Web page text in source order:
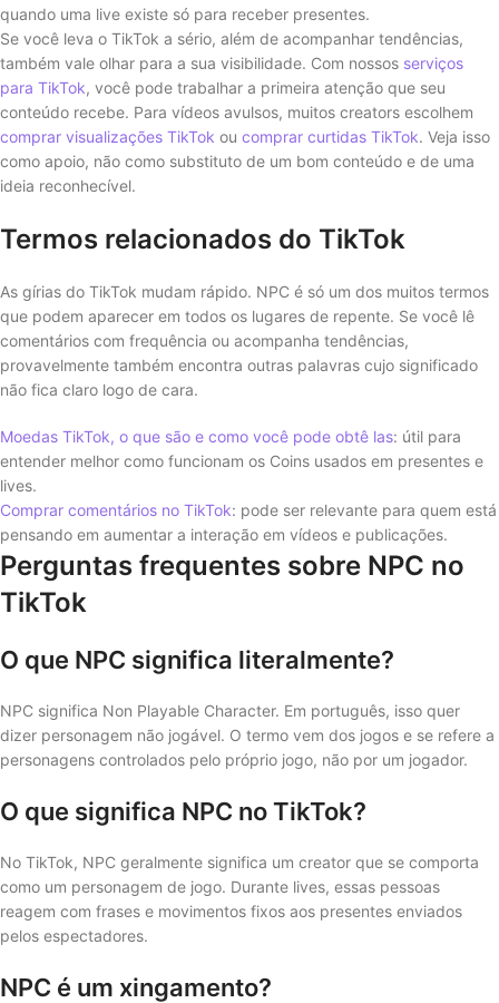
quando uma live existe só para receber presentes.
Se você leva o TikTok a sério, além de acompanhar tendências,
também vale olhar para a sua visibilidade. Com nossos serviços
para TikTok, você pode trabalhar a primeira atenção que seu
conteúdo recebe. Para vídeos avulsos, muitos creators escolhem
comprar visualizações TikTok ou comprar curtidas TikTok. Veja isso
como apoio, não como substituto de um bom conteúdo e de uma
ideia reconhecível.
Termos relacionados do TikTok
As gírias do TikTok mudam rápido. NPC é só um dos muitos termos
que podem aparecer em todos os lugares de repente. Se você lê
comentários com frequência ou acompanha tendências,
provavelmente também encontra outras palavras cujo significado
não fica claro logo de cara.
Moedas TikTok, o que são e como você pode obtê las: útil para
entender melhor como funcionam os Coins usados em presentes e
lives.
Comprar comentários no TikTok: pode ser relevante para quem está
pensando em aumentar a interação em vídeos e publicações.
Perguntas frequentes sobre NPC no
TikTok
O que NPC significa literalmente?
NPC significa Non Playable Character. Em português, isso quer
dizer personagem não jogável. O termo vem dos jogos e se refere a
personagens controlados pelo próprio jogo, não por um jogador.
O que significa NPC no TikTok?
No TikTok, NPC geralmente significa um creator que se comporta
como um personagem de jogo. Durante lives, essas pessoas
reagem com frases e movimentos fixos aos presentes enviados
pelos espectadores.
NPC é um xingamento?